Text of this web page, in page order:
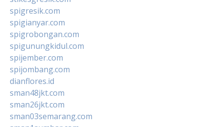
spigresik.com
spigianyar.com
spigrobongan.com
spigunungkidul.com
spijember.com
spijombang.com
dianflores.id
sman48jkt.com
sman26jkt.com
sman03semarang.com